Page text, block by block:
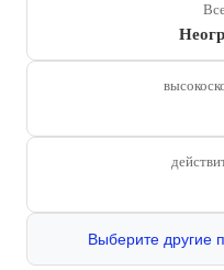
Выберите другие